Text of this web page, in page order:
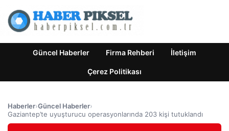
Güncel Haberler Firma Rehberi İletişim
Çerez Politikası
Haberler›Güncel Haberler›
Gaziantep’te uyuşturucu operasyonlarında 203 kişi tutuklandı